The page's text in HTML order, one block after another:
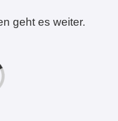
geht es weiter.